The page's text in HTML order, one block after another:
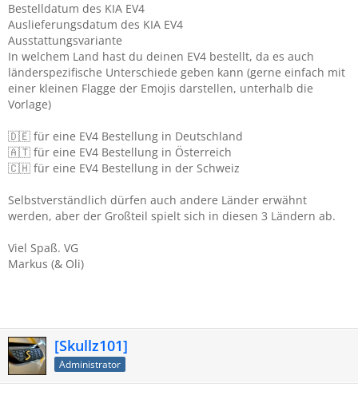
Bestelldatum des KIA EV4
Auslieferungsdatum des KIA EV4
Ausstattungsvariante
In welchem Land hast du deinen EV4 bestellt, da es auch
länderspezifische Unterschiede geben kann (gerne einfach mit
einer kleinen Flagge der Emojis darstellen, unterhalb die
Vorlage)
🇩🇪 für eine EV4 Bestellung in Deutschland
🇦🇹 für eine EV4 Bestellung in Österreich
🇨🇭 für eine EV4 Bestellung in der Schweiz
Selbstverständlich dürfen auch andere Länder erwähnt
werden, aber der Großteil spielt sich in diesen 3 Ländern ab.
Viel Spaß. VG
Markus (& Oli)
[Skullz101]
Administrator